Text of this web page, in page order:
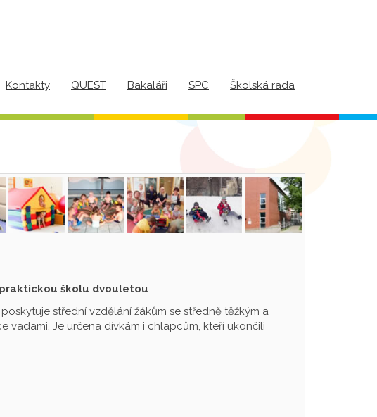
Kontakty QUEST Bakaláři SPC Školská rada
školu dvouletou
střední vzdělání žákům se středně těžkým a
vadami. Je určena dívkám i chlapcům, kteří ukončili